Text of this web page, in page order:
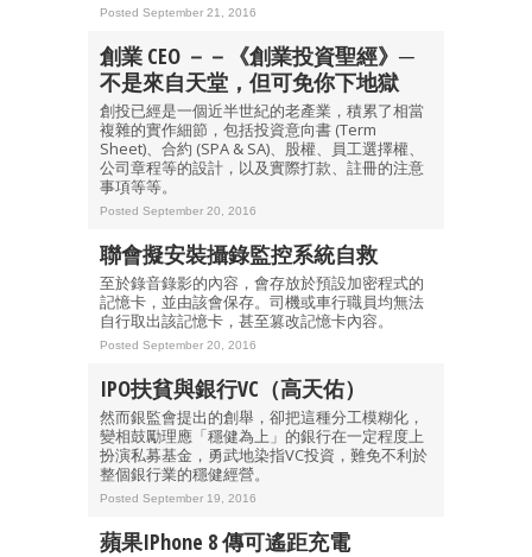
Posted September 21, 2016
創業 CEO －－《創業投資聖經》─
不是來自天堂，但可免你下地獄
創投已經是一個近半世紀的老產業，積累了相當
複雜的實作細節，包括投資意向書 (Term
Sheet)、合約 (SPA & SA)、股權、員工選擇權、
公司章程等的設計，以及實際打款、註冊的注意
事項等等。
Posted September 20, 2016
聯會擬安裝攝錄監控系統自救
至於錄音錄影的內容，會存放於預設加密程式的
記憶卡，並由該會保存。司機或車行職員均無法
自行取出該記憶卡，甚至篡改記憶卡內容。
Posted September 20, 2016
IPO扶貧與銀行VC（高天佑）
然而銀監會提出的創舉，卻把這種分工模糊化，
變相鼓勵理應「穩健為上」的銀行在一定程度上
扮演私募基金，勇武地染指VC投資，難免不利於
整個銀行業的穩健經營。
Posted September 19, 2016
蘋果iPhone 8 傳可遙距充電